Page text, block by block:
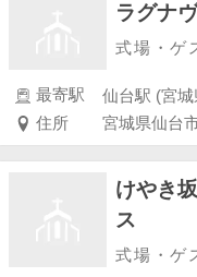
ラグナ
式場・ゲ
最寄駅
仙台駅 (宮城
住所
けやき
ス
式場・ゲ